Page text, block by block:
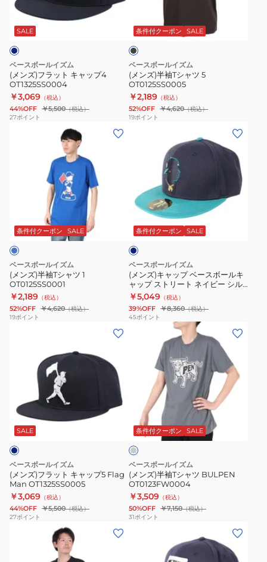
キ
ャ
ッ
プ
4
OT1325SS0004
SALE
ベースボールイズム
(メンズ)フラット キャップ4
OT1325SS0004
￥3,069 （税込）
44%OFF ￥5,500（税込）
27ポイント
ャ
ツ
5
OT0125SS0005
条件付クーポン SALE
ブ
ラ
ベースボールイズム
(メンズ)半袖Tシャツ 5
OT0125SS0005
￥2,189 （税込）
52%OFF ￥4,620（税込）
19ポイント
ャ
ツ
1
OT0125SS0001
条件付クーポン SALE
ベースボールイズム
(メンズ)半袖Tシャツ 1
OT0125SS0001
￥2,189 （税込）
52%OFF ￥4,620（税込）
19ポイント
ッ
ベ
ー
ス
ボ
ー
ル
キ
ト
ネ
イ
ビ
ー
シ
ル
条件付クーポン SALE
ネ
イ
ビ
ー
ベースボールイズム
(メンズ)キャップ ベースボールキ
ャップ ストリート ネイビー シル
エットキャップ OT1323FW0001
￥5,049 （税込）
39%OFF ￥8,360（税込）
45ポイント
ト
キ
ャ
ッ
プ
5
Flag
Man
OT1325SS0005
SALE
ベースボールイズム
(メンズ)フラット キャップ5 Flag
Man OT1325SS0005
￥3,069 （税込）
44%OFF ￥5,500（税込）
27ポイント
ャ
ツ
BULPEN
OT0123FW0004
条件付クーポン SALE
チ
ャ
グ
レ
ー
ベースボールイズム
(メンズ)半袖Tシャツ BULPEN
OT0123FW0004
￥3,509 （税込）
50%OFF ￥7,150（税込）
31ポイント
ズ)Home